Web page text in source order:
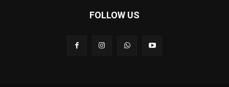
FOLLOW US